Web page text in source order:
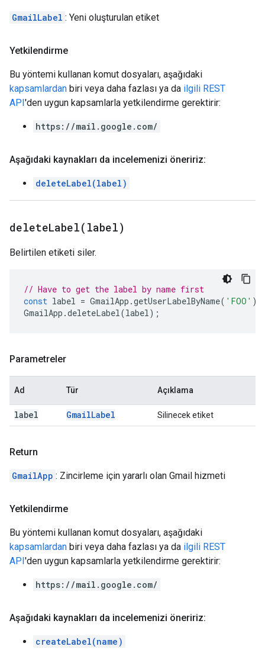
GmailLabel : Yeni oluşturulan etiket
Yetkilendirme
Bu yöntemi kullanan komut dosyaları, aşağıdaki
kapsamlardan biri veya daha fazlası ya da ilgili REST
API'den uygun kapsamlarla yetkilendirme gerektirir:
https://mail.google.com/
Aşağıdaki kaynakları da incelemenizi öneririz:
deleteLabel(label)
deleteLabel( label)
Belirtilen etiketi siler.
// Have to get the label by name first
const label = GmailApp .getUserLabelByName( 'FOO' );
GmailApp .deleteLabel(label);
Parametreler
Ad Tür Açıklama
label GmailLabel Silinecek etiket
Return
GmailApp : Zincirleme için yararlı olan Gmail hizmeti
Yetkilendirme
Bu yöntemi kullanan komut dosyaları, aşağıdaki
kapsamlardan biri veya daha fazlası ya da ilgili REST
API'den uygun kapsamlarla yetkilendirme gerektirir:
https://mail.google.com/
Aşağıdaki kaynakları da incelemenizi öneririz:
createLabel(name)